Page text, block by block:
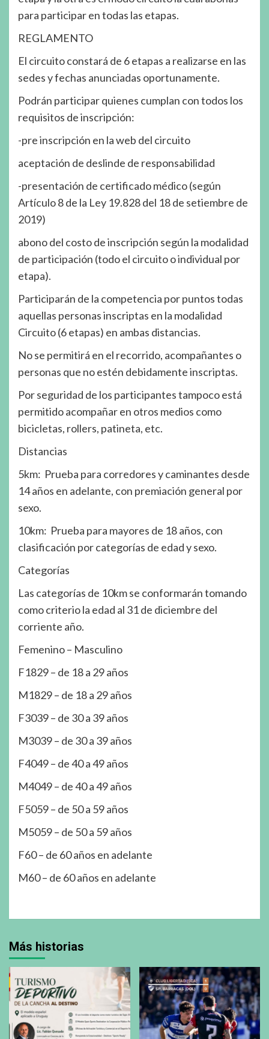
para participar en todas las etapas.
REGLAMENTO
El circuito constará de 6 etapas a realizarse en las
sedes y fechas anunciadas oportunamente.
Podrán participar quienes cumplan con todos los
requisitos de inscripción:
-pre inscripción en la web del circuito
aceptación de deslinde de responsabilidad
-presentación de certificado médico (según
Artículo 8 de la Ley 19.828 del 18 de setiembre de
2019)
abono del costo de inscripción según la modalidad
de participación (todo el circuito o individual por
etapa).
Participarán de la competencia por puntos todas
aquellas personas inscriptas en la modalidad
Circuito (6 etapas) en ambas distancias.
No se permitirá en el recorrido, acompañantes o
personas que no estén debidamente inscriptas.
Por seguridad de los participantes tampoco está
permitido acompañar en otros medios como
bicicletas, rollers, patineta, etc.
Distancias
5km: Prueba para corredores y caminantes desde
14 años en adelante, con premiación general por
sexo.
10km: Prueba para mayores de 18 años, con
clasificación por categorías de edad y sexo.
Categorías
Las categorías de 10km se conformarán tomando
como criterio la edad al 31 de diciembre del
corriente año.
Femenino – Masculino
F1829 – de 18 a 29 años
M1829 – de 18 a 29 años
F3039 – de 30 a 39 años
M3039 – de 30 a 39 años
F4049 – de 40 a 49 años
M4049 – de 40 a 49 años
F5059 – de 50 a 59 años
M5059 – de 50 a 59 años
F60 – de 60 años en adelante
M60 – de 60 años en adelante
Más historias